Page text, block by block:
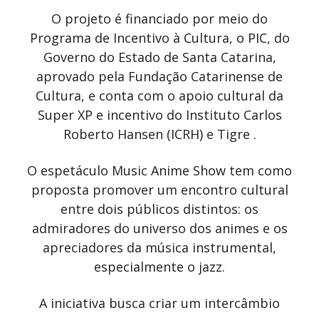
O projeto é financiado por meio do
Programa de Incentivo à Cultura, o PIC, do
Governo do Estado de Santa Catarina,
aprovado pela Fundação Catarinense de
Cultura, e conta com o apoio cultural da
Super XP e incentivo do Instituto Carlos
Roberto Hansen (ICRH) e Tigre .
O espetáculo Music Anime Show tem como
proposta promover um encontro cultural
entre dois públicos distintos: os
admiradores do universo dos animes e os
apreciadores da música instrumental,
especialmente o jazz.
A iniciativa busca criar um intercâmbio